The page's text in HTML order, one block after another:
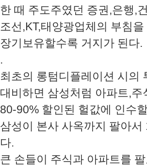
한 때 주도주였던 증권,은행,
조선,KT,태양광업체의 부침
장기보유할수록 거지가 된다.
.
최초의 롱텀디플레이션 시의
대비하면 삼성처럼 아파트,주
80-90% 할인된 헐값에 인수
삼성이 본사 사옥까지 팔아
다.
큰 손들이 주식과 아파트를